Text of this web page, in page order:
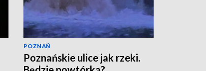
POZNAŃ
Poznańskie ulice jak rzeki.